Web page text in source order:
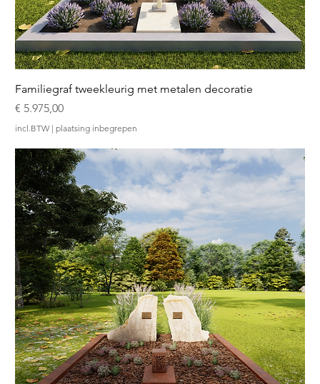
Familiegraf tweekleurig met metalen decoratie
Prijs
€ 5.975,00
incl.BTW | plaatsing inbegrepen